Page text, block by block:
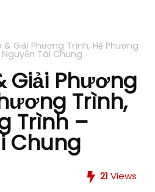
& Giải Phương Trình, Hệ Phương
Tài Chung
Giải Phương
Trình,
Trình –
Chung
21 Views